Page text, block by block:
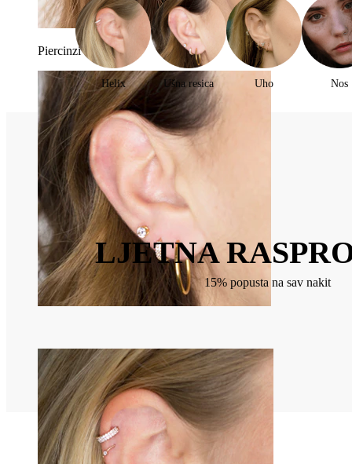
Piercinzi za uho
Helix Ušna resica Uho Nos
LJETNA
15% popusta na sav nakit